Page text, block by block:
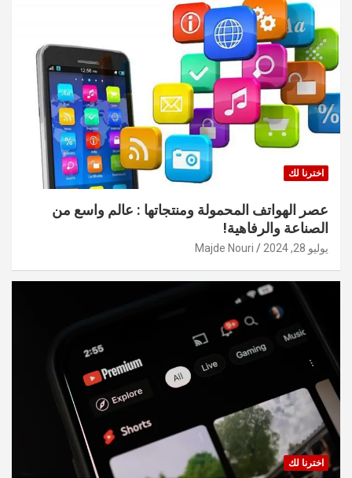
اخترنا لك
عصر الهواتف المحمولة ومنتجاتها : عالم واسع من
الصناعة والرفاهية!
يوليو 28, 2024 Majde Nouri
اخترنا لك